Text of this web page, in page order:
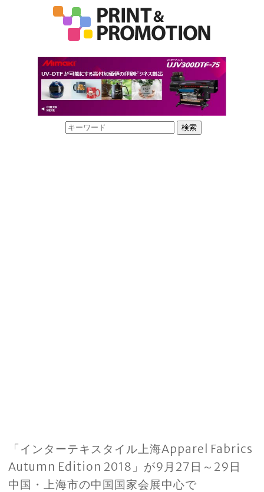
「インターテキスタイル上海Apparel Fabrics
Autumn Edition 2018」が9月27日～29日
中国・上海市の中国国家会展中心で